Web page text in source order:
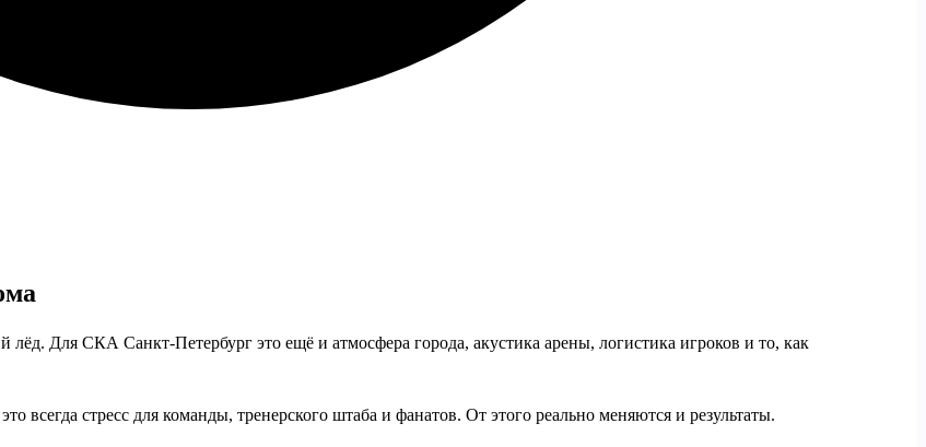
Для СКА Санкт‑Петербург это ещё и атмосфера города, акустика арены, логистика игроков и то, как
всегда стресс для команды, тренерского штаба и фанатов. От этого реально меняются и результаты.